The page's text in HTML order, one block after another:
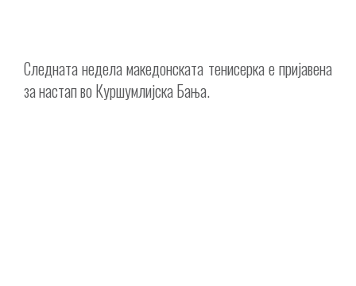
Следната недела македонската тенисерка е пријавена
за настап во Куршумлијска Бања.